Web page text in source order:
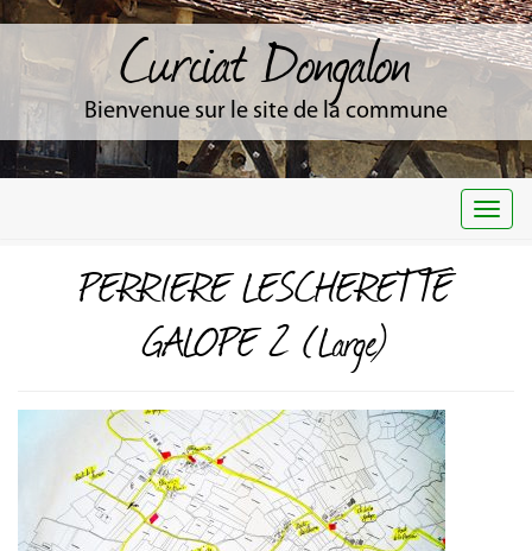
Curciat Dongalon
Bienvenue sur le site de la commune
PERRIERE LESCHERETTE
GALOPE 2 (Large)